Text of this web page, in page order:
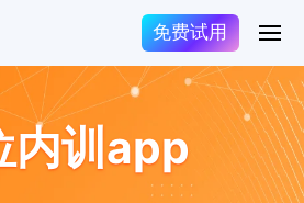
免费试用
内训app